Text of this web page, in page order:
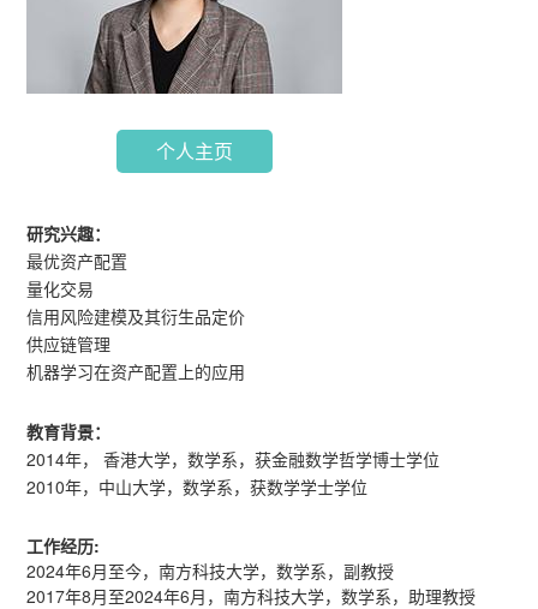
个人主页
研究兴趣：
最优资产配置
量化交易
信用风险建模及其衍生品定价
供应链管理
机器学习在资产配置上的应用
教育背景：
2014年， 香港大学，数学系，获金融数学哲学博士学位
2010年，中山大学，数学系，获数学学士学位
工作经历:
2024年6月至今，南方科技大学，数学系，副教授
2017年8月至2024年6月，南方科技大学，数学系，助理教授